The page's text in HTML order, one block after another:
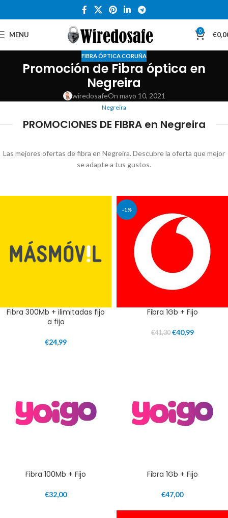
MENU 0 €
FIBRA ÓPTICA CORUÑA
Promoción de Fibra óptica en
Negreira
wiredosafeOn mayo 10, 2021
Negreira
PROMOCIONES DE FIBRA en Negreira
Las mejores ofertas de fibra en Negreira. Descubre la oferta que mejor
se adapte a tus gustos.
Fibra 300Mb + ilimitadas fijo
a fijo
€24,99
-1%
Fibra 1Gb + Fijo
€41,30 €40,99
Fibra 100Mb + Fijo
€32,00
Fibra 1Gb + Fijo
€47,00